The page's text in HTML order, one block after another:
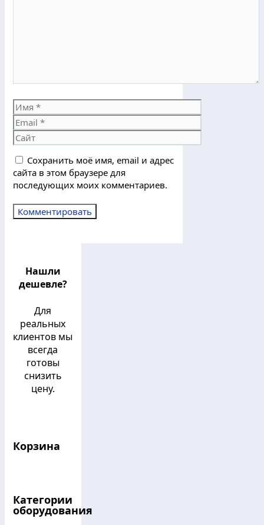
Имя
Email
Сайт
Сохранить моё имя, email и адрес
сайта в этом браузере для
последующих моих комментариев.
Нашли
дешевле?
Для
реальных
клиентов мы
всегда
готовы
снизить
цену.
Корзина
Категории
оборудования